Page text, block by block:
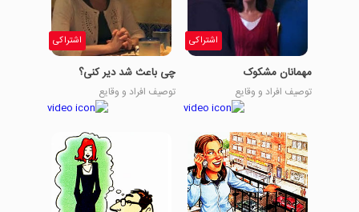
اشتراکی
مهمانان مشکوک
توصیف افراد و وقایع
اشتراکی
چی باعث شد دیر کنی؟
توصیف افراد و وقایع